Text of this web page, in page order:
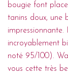
bougie font
tanins doux, une
incroyablement
noté 95/100).
vous cette très